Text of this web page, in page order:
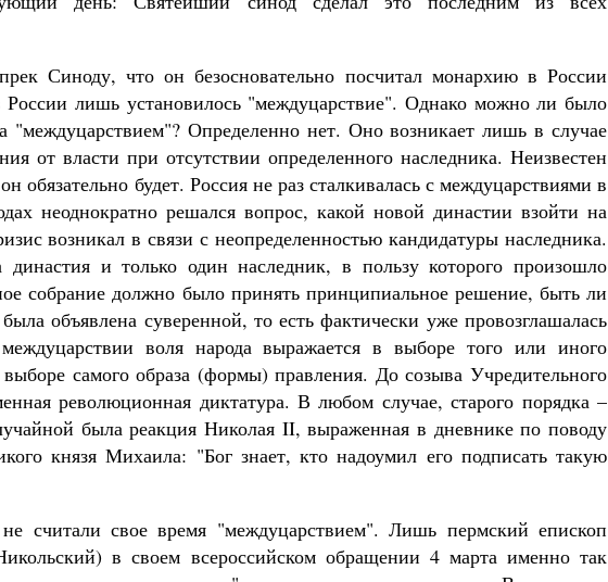
Синоду, что он безосновательно посчитал монархию в России
лишь установилось "междуцарствие". Однако можно ли было
"междуцарствием"? Определенно нет. Оно возникает лишь в случае
от власти при отсутствии определенного наследника. Неизвестен
обязательно будет. Россия не раз сталкивалась с междуцарствиями в
неоднократно решался вопрос, какой новой династии взойти на
возникал в связи с неопределенностью кандидатуры наследника.
и только один наследник, в пользу которого произошло
собрание должно было принять принципиальное решение, быть ли
объявлена суверенной, то есть фактически уже провозглашалась
воля народа выражается в выборе того или иного
самого образа (формы) правления. До созыва Учредительного
революционная диктатура. В любом случае, старого порядка –
была реакция Николая II, выраженная в дневнике по поводу
князя Михаила: "Бог знает, кто надоумил его подписать такую
считали свое время "междуцарствием". Лишь пермский епископ
в своем всероссийском обращении 4 марта именно так